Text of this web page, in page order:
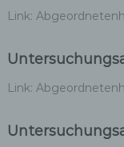
Link:
Link: